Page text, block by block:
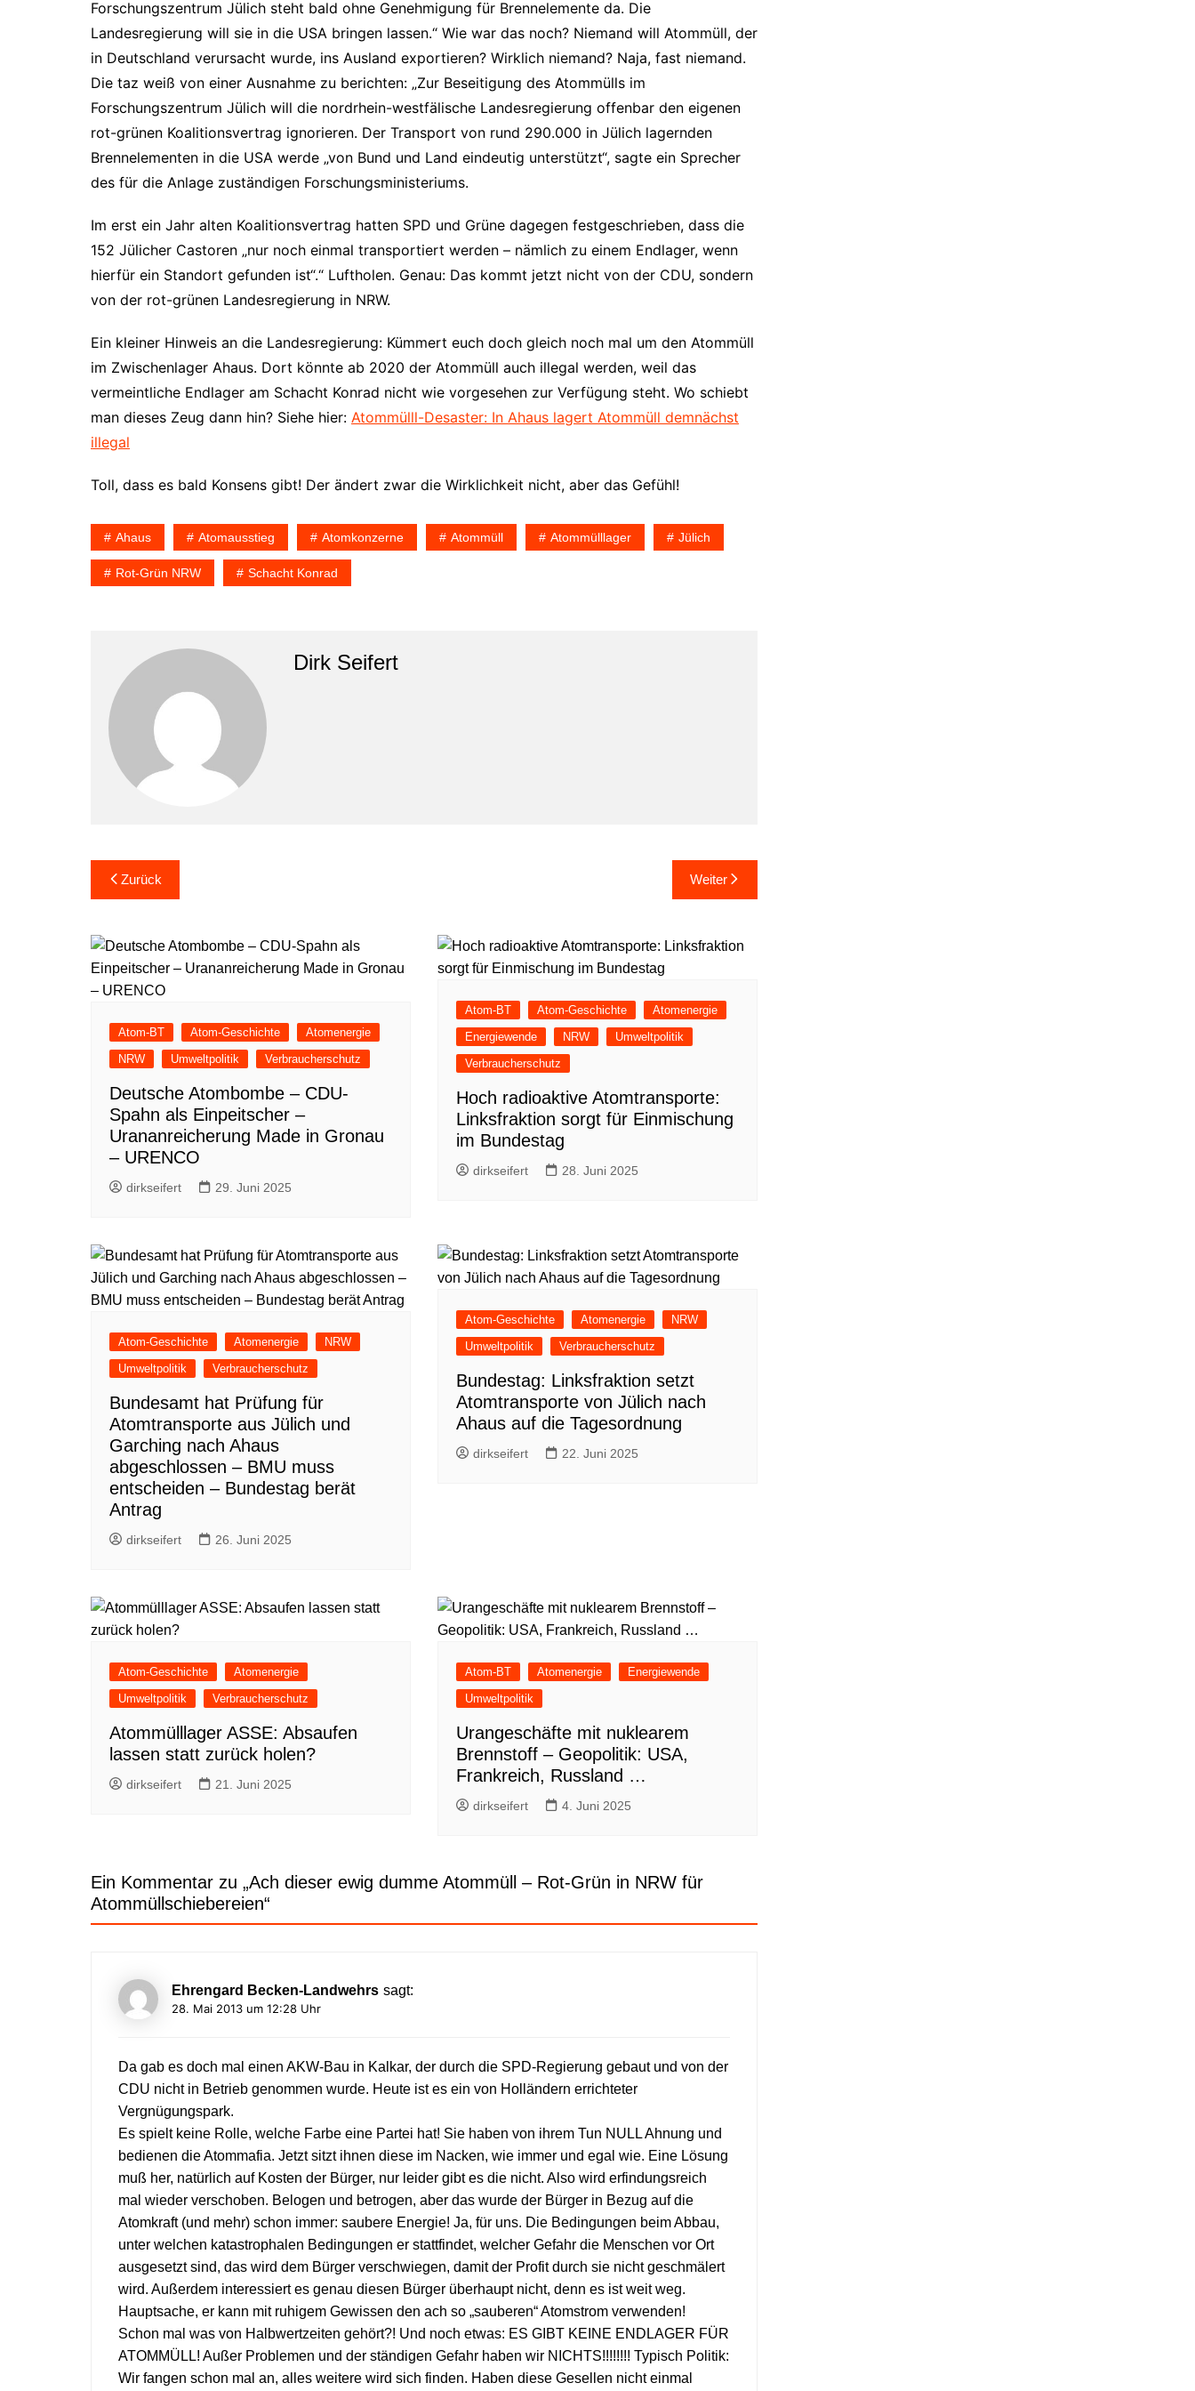
Forschungszentrum Jülich steht bald ohne Genehmigung für Brennelemente da. Die
Landesregierung will sie in die USA bringen lassen.“ Wie war das noch? Niemand will Atommüll, der
in Deutschland verursacht wurde, ins Ausland exportieren? Wirklich niemand? Naja, fast niemand.
Die taz weiß von einer Ausnahme zu berichten: „Zur Beseitigung des Atommülls im
Forschungszentrum Jülich will die nordrhein-westfälische Landesregierung offenbar den eigenen
rot-grünen Koalitionsvertrag ignorieren. Der Transport von rund 290.000 in Jülich lagernden
Brennelementen in die USA werde „von Bund und Land eindeutig unterstützt“, sagte ein Sprecher
des für die Anlage zuständigen Forschungsministeriums.
Im erst ein Jahr alten Koalitionsvertrag hatten SPD und Grüne dagegen festgeschrieben, dass die
152 Jülicher Castoren „nur noch einmal transportiert werden – nämlich zu einem Endlager, wenn
hierfür ein Standort gefunden ist“.“ Luftholen. Genau: Das kommt jetzt nicht von der CDU, sondern
von der rot-grünen Landesregierung in NRW.
Ein kleiner Hinweis an die Landesregierung: Kümmert euch doch gleich noch mal um den Atommüll
im Zwischenlager Ahaus. Dort könnte ab 2020 der Atommüll auch illegal werden, weil das
vermeintliche Endlager am Schacht Konrad nicht wie vorgesehen zur Verfügung steht. Wo schiebt
man dieses Zeug dann hin? Siehe hier: Atommülll-Desaster: In Ahaus lagert Atommüll demnächst
illegal
Toll, dass es bald Konsens gibt! Der ändert zwar die Wirklichkeit nicht, aber das Gefühl!
Ahaus Atomausstieg Atomkonzerne Atommüll Atommülllager Jülich
Rot-Grün NRW Schacht Konrad
Dirk Seifert
Beitragsnavigation
Zurück Weiter
Atom-BT Atom-Geschichte
Atomenergie
NRW
Umweltpolitik Verbraucherschutz
Deutsche Atombombe – CDU-
Spahn als Einpeitscher –
Urananreicherung Made in Gronau
– URENCO
dirkseifert 29. Juni 2025
Atom-BT Atom-Geschichte
Atomenergie
Energiewende
NRW
Umweltpolitik
Verbraucherschutz
Hoch radioaktive Atomtransporte:
Linksfraktion sorgt für Einmischung
im Bundestag
dirkseifert 28. Juni 2025
Atom-Geschichte Atomenergie
NRW
Umweltpolitik
Verbraucherschutz
Bundesamt hat Prüfung für
Atomtransporte aus Jülich und
Garching nach Ahaus
abgeschlossen – BMU muss
entscheiden – Bundestag berät
Antrag
dirkseifert 26. Juni 2025
Atom-Geschichte Atomenergie
NRW
Umweltpolitik
Verbraucherschutz
Bundestag: Linksfraktion setzt
Atomtransporte von Jülich nach
Ahaus auf die Tagesordnung
dirkseifert 22. Juni 2025
Atom-Geschichte
Atomenergie
Umweltpolitik
Verbraucherschutz
Atommülllager ASSE: Absaufen
lassen statt zurück holen?
dirkseifert 21. Juni 2025
Atom-BT Atomenergie
Energiewende
Umweltpolitik
Urangeschäfte mit nuklearem
Brennstoff – Geopolitik: USA,
Frankreich, Russland …
dirkseifert 4. Juni 2025
Ein Kommentar zu „Ach dieser ewig dumme Atommüll – Rot-Grün in NRW für
Atommüllschiebereien“
Ehrengard Becken-Landwehrs sagt:
28. Mai 2013 um 12:28 Uhr
Da gab es doch mal einen AKW-Bau in Kalkar, der durch die SPD-Regierung gebaut und von der
CDU nicht in Betrieb genommen wurde. Heute ist es ein von Holländern errichteter
Vergnügungspark.
Es spielt keine Rolle, welche Farbe eine Partei hat! Sie haben von ihrem Tun NULL Ahnung und
bedienen die Atommafia. Jetzt sitzt ihnen diese im Nacken, wie immer und egal wie. Eine Lösung
muß her, natürlich auf Kosten der Bürger, nur leider gibt es die nicht. Also wird erfindungsreich
mal wieder verschoben. Belogen und betrogen, aber das wurde der Bürger in Bezug auf die
Atomkraft (und mehr) schon immer: saubere Energie! Ja, für uns. Die Bedingungen beim Abbau,
unter welchen katastrophalen Bedingungen er stattfindet, welcher Gefahr die Menschen vor Ort
ausgesetzt sind, das wird dem Bürger verschwiegen, damit der Profit durch sie nicht geschmälert
wird. Außerdem interessiert es genau diesen Bürger überhaupt nicht, denn es ist weit weg.
Hauptsache, er kann mit ruhigem Gewissen den ach so „sauberen“ Atomstrom verwenden!
Schon mal was von Halbwertzeiten gehört?! Und noch etwas: ES GIBT KEINE ENDLAGER FÜR
ATOMMÜLL! Außer Problemen und der ständigen Gefahr haben wir NICHTS!!!!!!!! Typisch Politik:
Wir fangen schon mal an, alles weitere wird sich finden. Haben diese Gesellen nicht einmal